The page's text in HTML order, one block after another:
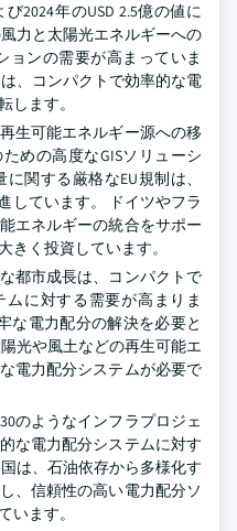
び2024年のUSD 2.5億の値に
力と太陽光エネルギーへの
ョンの需要が高まっていま
、コンパクトで効率的な電
します。
生可能エネルギー源への移
めの高度なGISソリューシ
関する厳格なEU規制は、
しています。 ドイツやフラ
エネルギーの統合をサポー
きく投資しています。
都市成長は、コンパクトで
に対する需要が高まりま
な電力配分の解決を必要と
光や風土などの再生可能エ
電力配分システムが必要で
のようなインフラプロジェ
な電力配分システムに対す
は、石油依存から多様化す
、信頼性の高い電力配分ソ
います。